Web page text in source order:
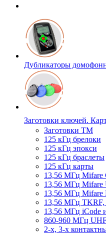
Дубликаторы
Заготовки ключей.
Заготовки ТМ
125 кГц брелоки
125 кГц эпокси
125 кГц браслеты
125 кГц карты
13,56 МГц Mifare
13,56 МГц Mifare
13,56 МГц Mifare
13,56 МГц
13,56 МГц iCode
860-960 МГц
2-х, 3-х